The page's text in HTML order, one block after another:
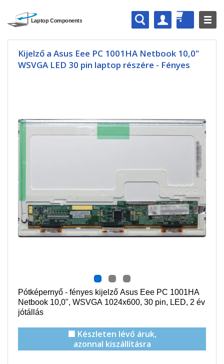
Kijelző a Asus Eee PC 1001HA Netbook 10,0"
WSVGA LED 30 pin laptop részére - Fényes
Pótképernyő - fényes kijelző Asus Eee PC 1001HA
Netbook 10,0", WSVGA 1024x600, 30 pin, LED, 2 év
jótállás
🟩 Készleten lévő áruk,
azonnal kiszállításra